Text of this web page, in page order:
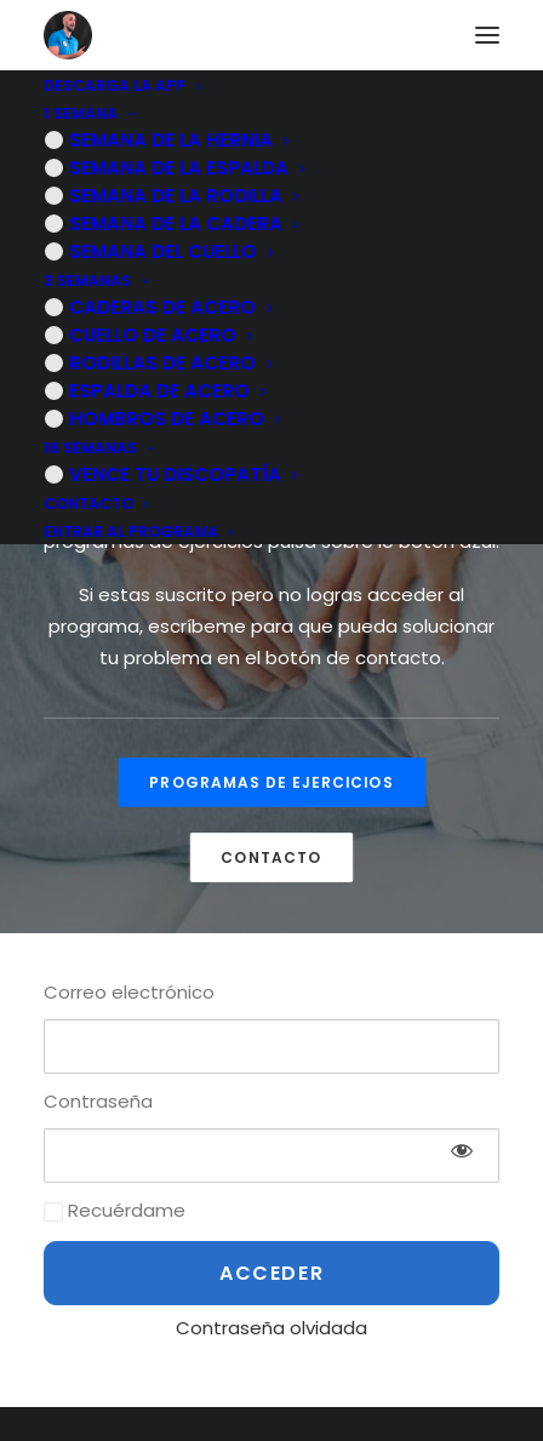
DESCARGA LA APP
1 SEMANA
SEMANA DE LA HERNIA
SEMANA DE LA ESPALDA
SEMANA DE LA RODILLA
SEMANA DE LA CADERA
SEMANA DEL CUELLO
3 SEMANAS
CADERAS DE ACERO
CUELLO DE ACERO
RODILLAS DE ACERO
ESPALDA DE ACERO
HOMBROS DE ACERO
16 SEMANAS
VENCE TU DISCOPATÍA
CONTACTO
ENTRAR AL PROGRAMA
No puedes acceder a
este contenido
Desgraciadamente el contenido al que quieres
acceder es exclusivo para nuestros suscriptores.
Si ya eres suscriptor de alguno de los programas
de rehabilitación inicia sesión identificándote a
Si quieres obtener información sobre mis
programas de ejercicios pulsa sobre le botón azul.
Si estas suscrito pero no logras acceder al
programa, escríbeme para que pueda solucionar
tu problema en el botón de contacto.
PROGRAMAS DE EJERCICIOS
CONTACTO
Correo electrónico
Contraseña
Recuérdame
Contraseña olvidada